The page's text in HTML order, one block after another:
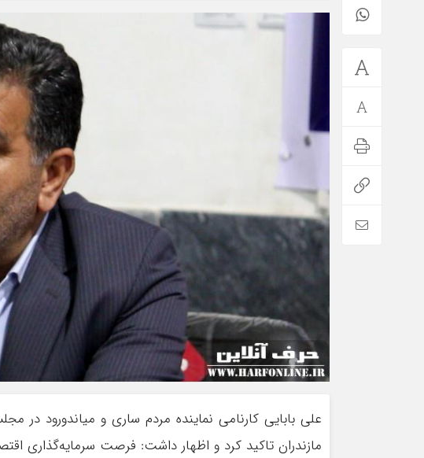
علی بابایی کارنامی نماینده مردم ساری و میاندورود در
مازندران تاکید کرد و اظهار داشت: فرصت سرمایه‌گذاری